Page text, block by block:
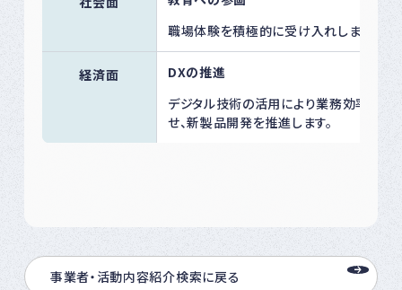
職場体験を積極的に受け入れします。
経済面
DXの推進
デジタル技術の活用により業務効率を向
せ、新製品開発を推進します。
事業者・活動内容紹介検索に戻る